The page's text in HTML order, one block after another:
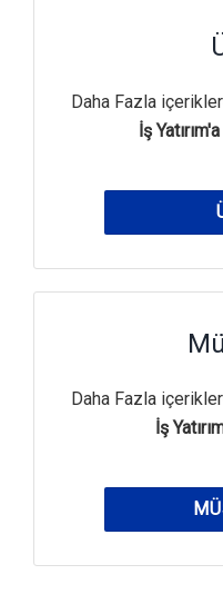
Daha Fazla
İş
Daha Fazla
İş